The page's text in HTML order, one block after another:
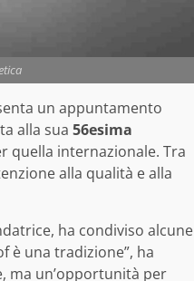
un appuntamento
alla sua 56esima
quella internazionale. Tra
alla qualità e alla
ha condiviso alcune
è una tradizione”, ha
ma un’opportunità per